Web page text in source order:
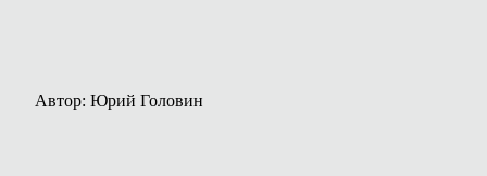
Автор: Юрий Головин